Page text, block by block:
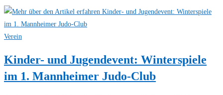
Verein
Kinder- und Jugendevent: Winterspiele
im 1. Mannheimer Judo-Club